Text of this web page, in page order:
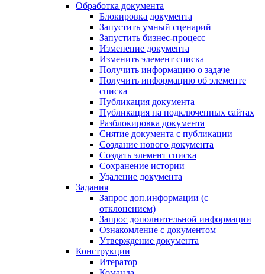
Обработка документа
Блокировка документа
Запустить умный сценарий
Запустить бизнес-процесс
Изменение документа
Изменить элемент списка
Получить информацию о задаче
Получить информацию об элементе
списка
Публикация документа
Публикация на подключенных сайтах
Разблокировка документа
Снятие документа с публикации
Создание нового документа
Создать элемент списка
Сохранение истории
Удаление документа
Задания
Запрос доп.информации (с
отклонением)
Запрос дополнительной информации
Ознакомление с документом
Утверждение документа
Конструкции
Итератор